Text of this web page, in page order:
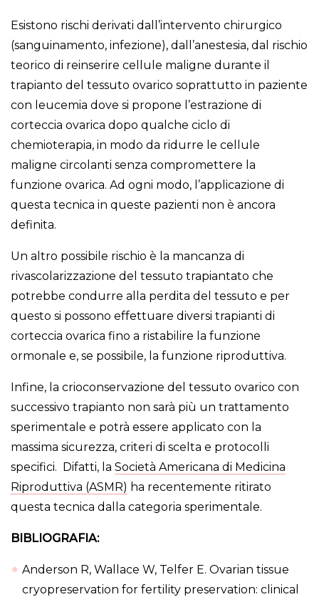
Esistono rischi derivati dall’intervento chirurgico
(sanguinamento, infezione), dall’anestesia, dal rischio
teorico di reinserire cellule maligne durante il
trapianto del tessuto ovarico soprattutto in paziente
con leucemia dove si propone l’estrazione di
corteccia ovarica dopo qualche ciclo di
chemioterapia, in modo da ridurre le cellule
maligne circolanti senza compromettere la
funzione ovarica. Ad ogni modo, l’applicazione di
questa tecnica in queste pazienti non è ancora
definita.
Un altro possibile rischio è la mancanza di
rivascolarizzazione del tessuto trapiantato che
potrebbe condurre alla perdita del tessuto e per
questo si possono effettuare diversi trapianti di
corteccia ovarica fino a ristabilire la funzione
ormonale e, se possibile, la funzione riproduttiva.
Infine, la crioconservazione del tessuto ovarico con
successivo trapianto non sarà più un trattamento
sperimentale e potrà essere applicato con la
massima sicurezza, criteri di scelta e protocolli
specifici. Difatti, la Società Americana di Medicina
Riproduttiva (ASMR) ha recentemente ritirato
questa tecnica dalla categoria sperimentale.
BIBLIOGRAFIA:
Anderson R, Wallace W, Telfer E. Ovarian tissue
cryopreservation for fertility preservation: clinical